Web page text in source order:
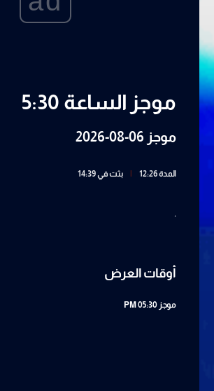
موجز الساعة 5:30
موجز 06-08-2026
المدة 12:26 بثت في 14:39
.
أوقات العرض
موجز 05:30 PM